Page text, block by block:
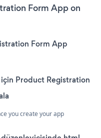
Form App on
Form App
Product Registration
you create your app